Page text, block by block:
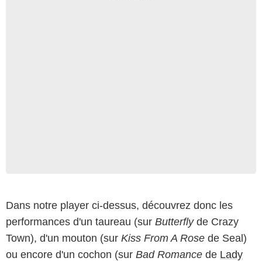
Dans notre player ci-dessus, découvrez donc les
performances d'un taureau (sur Butterflyde Crazy
Town), d'un mouton (sur Kiss From A Rose de Seal)
ou encore d'un cochon (sur Bad Romance de Lady